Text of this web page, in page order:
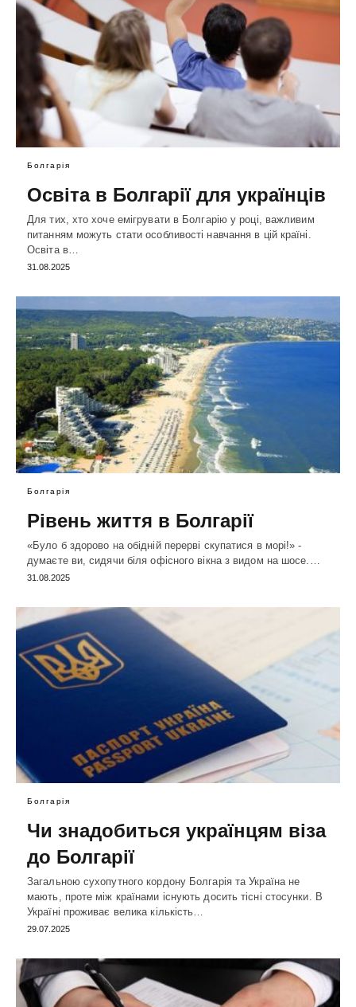
Болгарія
Освіта в Болгарії для українців
Для тих, хто хоче емігрувати в Болгарію у році, важливим
питанням можуть стати особливості навчання в цій країні.
Освіта в…
31.08.2025
Болгарія
Рівень життя в Болгарії
«Було б здорово на обідній перерві скупатися в морі!» -
думаєте ви, сидячи біля офісного вікна з видом на шосе.…
31.08.2025
Болгарія
Чи знадобиться українцям віза
до Болгарії
Загальною сухопутного кордону Болгарія та Україна не
мають, проте між країнами існують досить тісні стосунки. В
Україні проживає велика кількість…
29.07.2025